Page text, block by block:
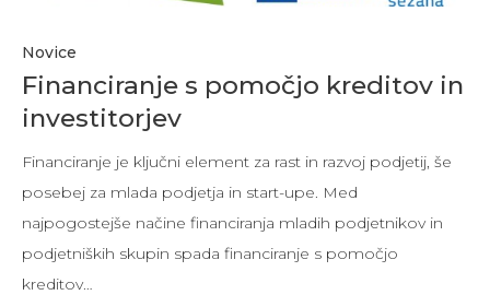
Novice
Financiranje s pomočjo kreditov in
investitorjev
Financiranje je ključni element za rast in razvoj podjetij, še
posebej za mlada podjetja in start-upe. Med
najpogostejše načine financiranja mladih podjetnikov in
podjetniških skupin spada financiranje s pomočjo
kreditov…